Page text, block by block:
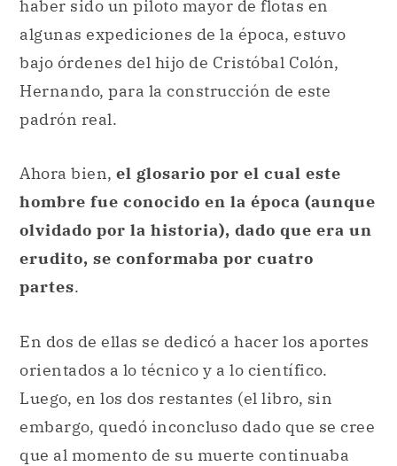
haber sido un piloto mayor de flotas en
algunas expediciones de la época, estuvo
bajo órdenes del hijo de Cristóbal Colón,
Hernando, para la construcción de este
padrón real.
Ahora bien, el glosario por el cual este
hombre fue conocido en la época (aunque
olvidado por la historia), dado que era un
erudito, se conformaba por cuatro
partes.
En dos de ellas se dedicó a hacer los aportes
orientados a lo técnico y a lo científico.
Luego, en los dos restantes (el libro, sin
embargo, quedó inconcluso dado que se cree
que al momento de su muerte continuaba